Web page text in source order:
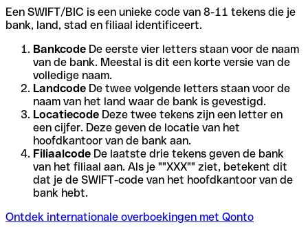
Een SWIFT/BIC is een unieke code van 8-11 tekens die je
bank, land, stad en filiaal identificeert.
Bankcode De eerste vier letters staan voor de naam
van de bank. Meestal is dit een korte versie van de
volledige naam.
Landcode De twee volgende letters staan voor de
naam van het land waar de bank is gevestigd.
Locatiecode Deze twee tekens zijn een letter en
een cijfer. Deze geven de locatie van het
hoofdkantoor van de bank aan.
Filiaalcode De laatste drie tekens geven de bank
van het filiaal aan. Als je ""XXX"" ziet, betekent dit
dat je de SWIFT-code van het hoofdkantoor van de
bank hebt.
Ontdek internationale overboekingen met Qonto